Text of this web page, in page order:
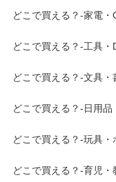
どこで買える？-家電・
どこで買える？-工具・
どこで買える？-文具・
どこで買える？-日用品
どこで買える？-玩具・
どこで買える？-育児・